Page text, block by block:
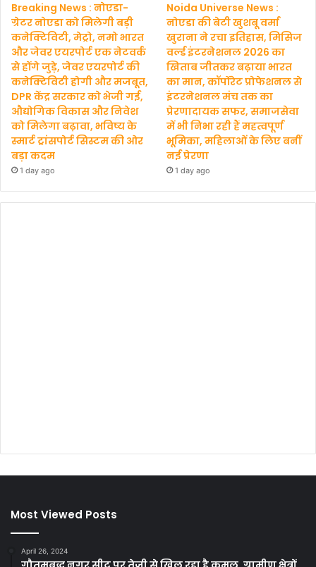
Breaking News : नोएडा-
ग्रेटर नोएडा को मिलेगी बड़ी
कनेक्टिविटी, मेट्रो, नमो भारत
और जेवर एयरपोर्ट एक नेटवर्क
से होंगे जुड़े, जेवर एयरपोर्ट की
कनेक्टिविटी होगी और मजबूत,
DPR केंद्र सरकार को भेजी गई,
औद्योगिक विकास और निवेश
को मिलेगा बढ़ावा, भविष्य के
स्मार्ट ट्रांसपोर्ट सिस्टम की ओर
बड़ा कदम
1 day ago
Noida Universe News :
नोएडा की बेटी खुशबू वर्मा
खुराना ने रचा इतिहास, मिसिज
वर्ल्ड इंटरनेशनल 2026 का
खिताब जीतकर बढ़ाया भारत
का मान, कॉर्पोरेट प्रोफेशनल से
इंटरनेशनल मंच तक का
प्रेरणादायक सफर, समाजसेवा
में भी निभा रही हैं महत्वपूर्ण
भूमिका, महिलाओं के लिए बनीं
नई प्रेरणा
1 day ago
Most Viewed Posts
April 26, 2024